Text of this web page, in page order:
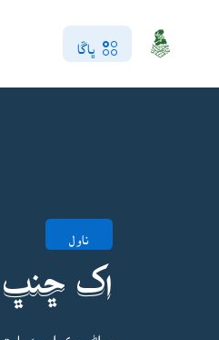
ڀاڱا
ناول
اک ڇنڀ
پراڻي ڪراچيءَ